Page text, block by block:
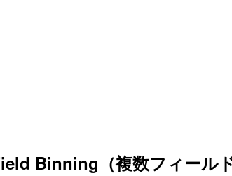
Binning（複数フィール